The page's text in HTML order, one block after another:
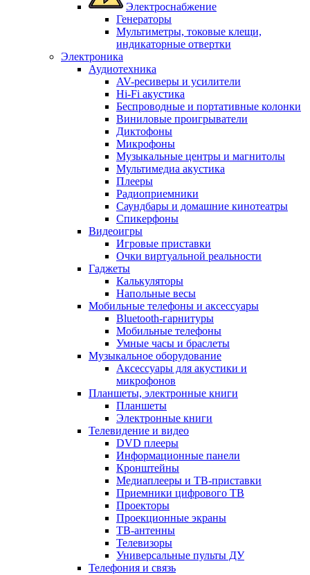
Электроснабжение
Генераторы
Мультиметры, токовые клещи,
индикаторные отвертки
Электроника
Аудиотехника
AV-ресиверы и усилители
Hi-Fi акустика
Беспроводные и портативные колонки
Виниловые проигрыватели
Диктофоны
Микрофоны
Музыкальные центры и магнитолы
Мультимедиа акустика
Плееры
Радиоприемники
Саундбары и домашние кинотеатры
Спикерфоны
Видеоигры
Игровые приставки
Очки виртуальной реальности
Гаджеты
Калькуляторы
Напольные весы
Мобильные телефоны и аксессуары
Bluetooth-гарнитуры
Мобильные телефоны
Умные часы и браслеты
Музыкальное оборудование
Аксессуары для акустики и
микрофонов
Планшеты, электронные книги
Планшеты
Электронные книги
Телевидение и видео
DVD плееры
Информационные панели
Кронштейны
Медиаплееры и ТВ-приставки
Приемники цифрового ТВ
Проекторы
Проекционные экраны
ТВ-антенны
Телевизоры
Универсальные пульты ДУ
Телефония и связь